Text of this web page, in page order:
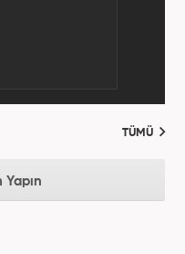
TÜMÜ
Yapın